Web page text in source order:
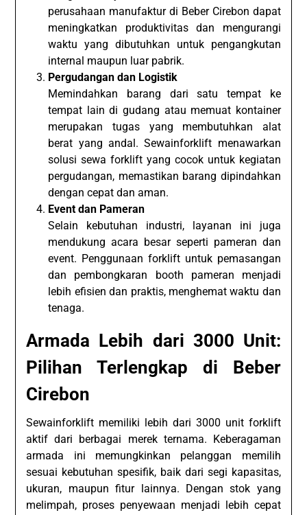
perusahaan manufaktur di Beber Cirebon dapat
meningkatkan produktivitas dan mengurangi
waktu yang dibutuhkan untuk pengangkutan
internal maupun luar pabrik.
Pergudangan dan Logistik
Memindahkan barang dari satu tempat ke
tempat lain di gudang atau memuat kontainer
merupakan tugas yang membutuhkan alat
berat yang andal. Sewainforklift menawarkan
solusi sewa forklift yang cocok untuk kegiatan
pergudangan, memastikan barang dipindahkan
dengan cepat dan aman.
Event dan Pameran
Selain kebutuhan industri, layanan ini juga
mendukung acara besar seperti pameran dan
event. Penggunaan forklift untuk pemasangan
dan pembongkaran booth pameran menjadi
lebih efisien dan praktis, menghemat waktu dan
tenaga.
Armada Lebih dari 3000 Unit:
Pilihan Terlengkap di Beber
Cirebon
Sewainforklift memiliki lebih dari 3000 unit forklift
aktif dari berbagai merek ternama. Keberagaman
armada ini memungkinkan pelanggan memilih
sesuai kebutuhan spesifik, baik dari segi kapasitas,
ukuran, maupun fitur lainnya. Dengan stok yang
melimpah, proses penyewaan menjadi lebih cepat